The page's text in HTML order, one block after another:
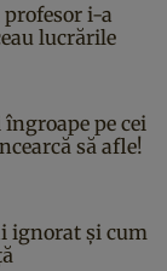
i-a
lucrările
pe cei
să afle!
ignorat și cum